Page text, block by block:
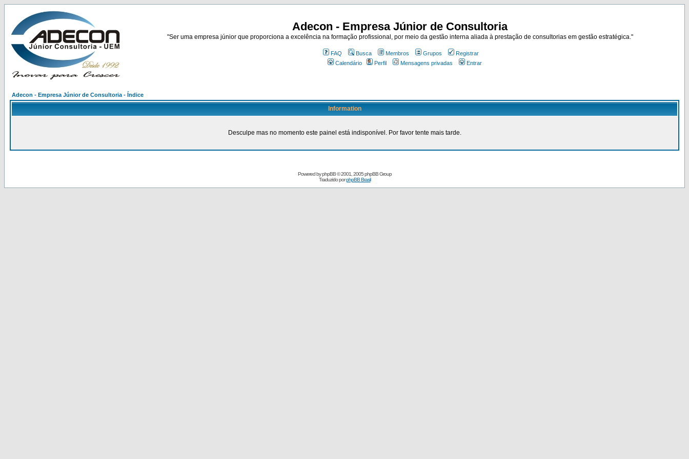
Adecon - Empresa Júnior de Consultoria
"Ser uma empresa júnior que proporciona a excelência na formação profissional, por meio da gestão interna aliada à prestação de consultorias em gestão estratégica."
FAQ Busca Membros Grupos
Registrar
Calendário
Perfil Mensagens privadas Entrar
Adecon - Empresa Júnior de Consultoria - Índice
Information
Desculpe mas no momento este painel está indisponível. Por favor tente mais tarde.
Powered byphpBB© 2001, 2005 phpBB Group
Traduzido porphpBB Brasil